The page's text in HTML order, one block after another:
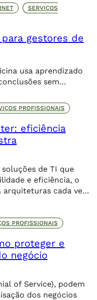
SERVIÇOS
gestores de
usa aprendizado
sem
humana de forma
PROFISSIONAIS
eficiência
de TI que
e eficiência, o
cada vez
para lidar com a
Nesse
como uma
[…]
PROFISSIONAIS
proteger e
negócio
of Service), podem
dos negócios